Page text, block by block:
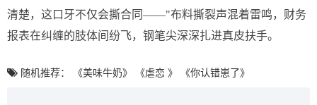
清楚，这口牙不仅会撕合同——"布料撕裂声混着雷鸣，财务
报表在纠缠的肢体间纷飞，钢笔尖深深扎进真皮扶手。
随机推荐： 《美味牛奶》 《虐恋 》 《你认错崽了》